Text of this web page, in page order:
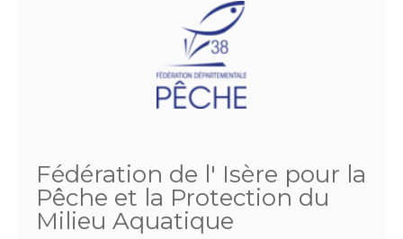
Fédération de l' Isère pour la
Pêche et la Protection du
Milieu Aquatique